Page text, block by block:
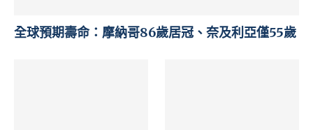
全球預期壽命：摩納哥86歲居冠、奈及利亞僅55歲